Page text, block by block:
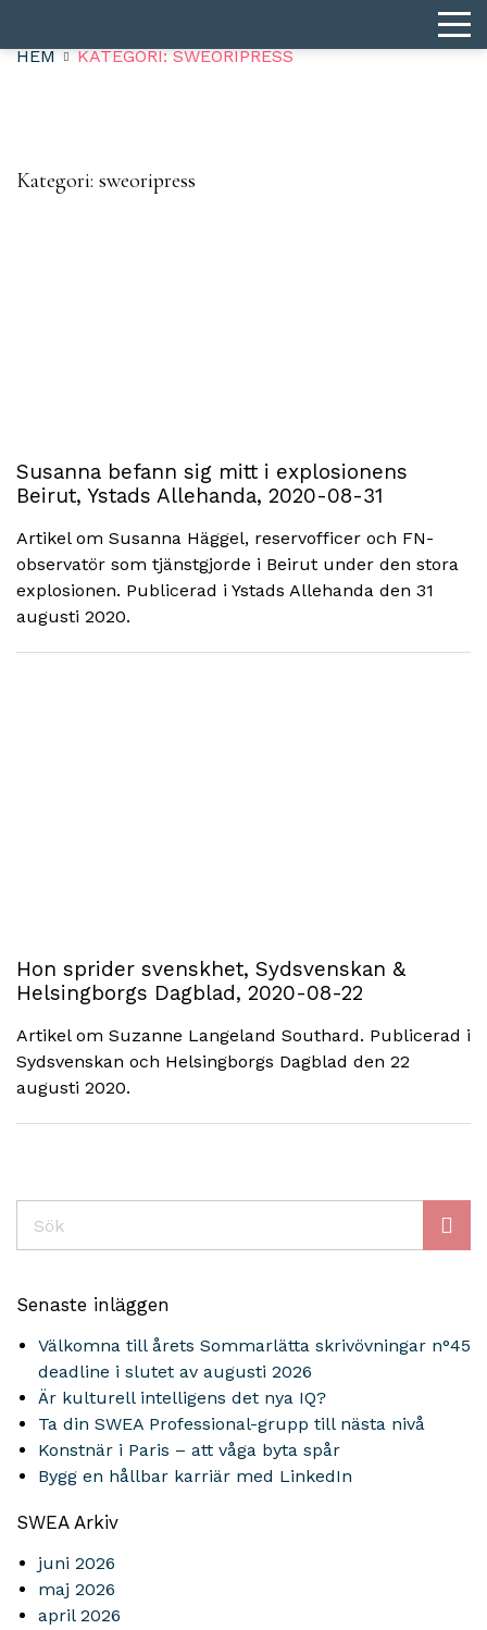
HEM KATEGORI: SWEORIPRESS
Kategori: sweoripress
Susanna befann sig mitt i explosionens
Beirut, Ystads Allehanda, 2020-08-31
Artikel om Susanna Häggel, reservofficer och FN-
observatör som tjänstgjorde i Beirut under den stora
explosionen. Publicerad i Ystads Allehanda den 31
augusti 2020.
Hon sprider svenskhet, Sydsvenskan &
Helsingborgs Dagblad, 2020-08-22
Artikel om Suzanne Langeland Southard. Publicerad i
Sydsvenskan och Helsingborgs Dagblad den 22
augusti 2020.
Senaste inläggen
Välkomna till årets Sommarlätta skrivövningar n°45
deadline i slutet av augusti 2026
Är kulturell intelligens det nya IQ?
Ta din SWEA Professional-grupp till nästa nivå
Konstnär i Paris – att våga byta spår
Bygg en hållbar karriär med LinkedIn
SWEA Arkiv
juni 2026
maj 2026
april 2026